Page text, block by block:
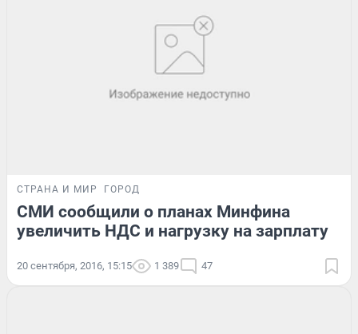
СТРАНА И МИР ГОРОД
СМИ сообщили о планах Минфина
увеличить НДС и нагрузку на зарплату
20 сентября, 2016, 15:15 1 389 47